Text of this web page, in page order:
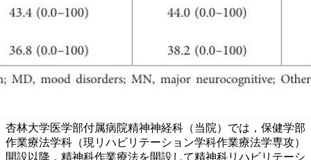
杏林大学医学部付属病院精神神経科（当院）では，保健学部
作業療法学科（現リハビリテーション学科作業療法学専攻）
開設以降，精神科作業療法を開設して精神科リハビリテーシ